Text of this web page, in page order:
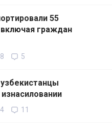
55
граждан
5
11